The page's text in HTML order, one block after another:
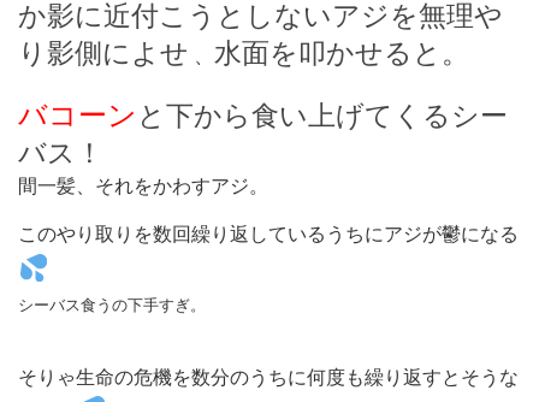
か影に近付こうとしないアジを無理や
り影側によせ 、 水面を叩かせると。
バコーン と下から食い上げてくるシー
バス！
間一髪、それをかわすアジ。
このやり取りを数回繰り返しているうちにアジが鬱になる
シーバス食うの下手すぎ。
そりゃ生命の危機を数分のうちに何度も繰り返すとそうな